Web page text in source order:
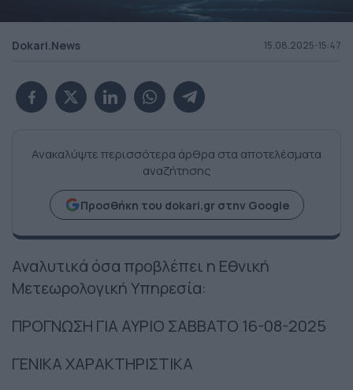
Dokari.News 15.08.2025-15:47
Ανακαλύψτε περισσότερα άρθρα στα αποτελέσματα
αναζήτησης
Προσθήκη του dokari.gr στην Google
Αναλυτικά όσα προβλέπει η Εθνική
Μετεωρολογική Υπηρεσία:
ΠΡΟΓΝΩΣΗ ΓΙΑ ΑΥΡΙΟ ΣΑΒΒΑΤΟ 16-08-2025
ΓΕΝΙΚΑ ΧΑΡΑΚΤΗΡΙΣΤΙΚΑ